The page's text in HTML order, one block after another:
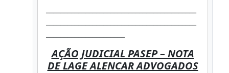
AÇÃO JUDICIAL PASEP – NOTA
DE LAGE ALENCAR ADVOGADOS